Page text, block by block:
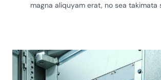
magna aliquyam erat, no sea takimata